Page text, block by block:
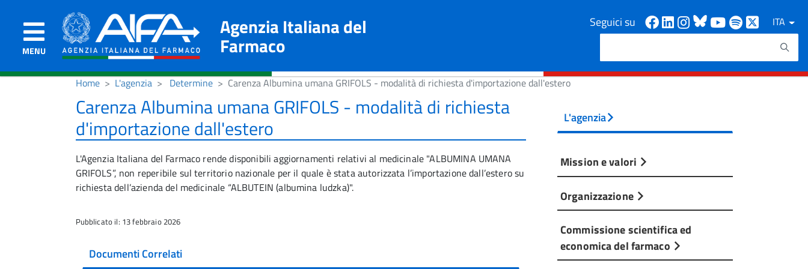
MENU
Agenzia Italiana del
Farmaco
Seguici su Facebook
Linkedin
Instagram
Bluesky
Youtube
Spotify
ITA
Cerca
Home L'agenzia Determine Carenza Albumina umana GRIFOLS - modalità di richiesta d'importazione dall'estero
Carenza Albumina umana GRIFOLS - modalità di richiesta
d'importazione dall'estero
L'Agenzia Italiana del Farmaco rende disponibili aggiornamenti relativi al medicinale "ALBUMINA UMANA
GRIFOLS”, non reperibile sul territorio nazionale per il quale è stata autorizzata l’importazione dall’estero su
richiesta dell’azienda del medicinale “ALBUTEIN (albumina ludzka)".
Pubblicato il: 13 febbraio 2026
Documenti Correlati
L'agenzia
Mission e valori
Organizzazione
Commissione scientifica ed
economica del farmaco